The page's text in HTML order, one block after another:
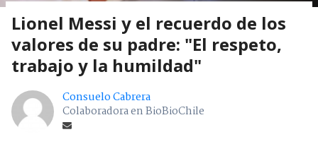
Lionel Messi y el recuerdo de los
valores de su padre: "El respeto,
trabajo y la humildad"
Consuelo Cabrera
Colaboradora en BioBioChile